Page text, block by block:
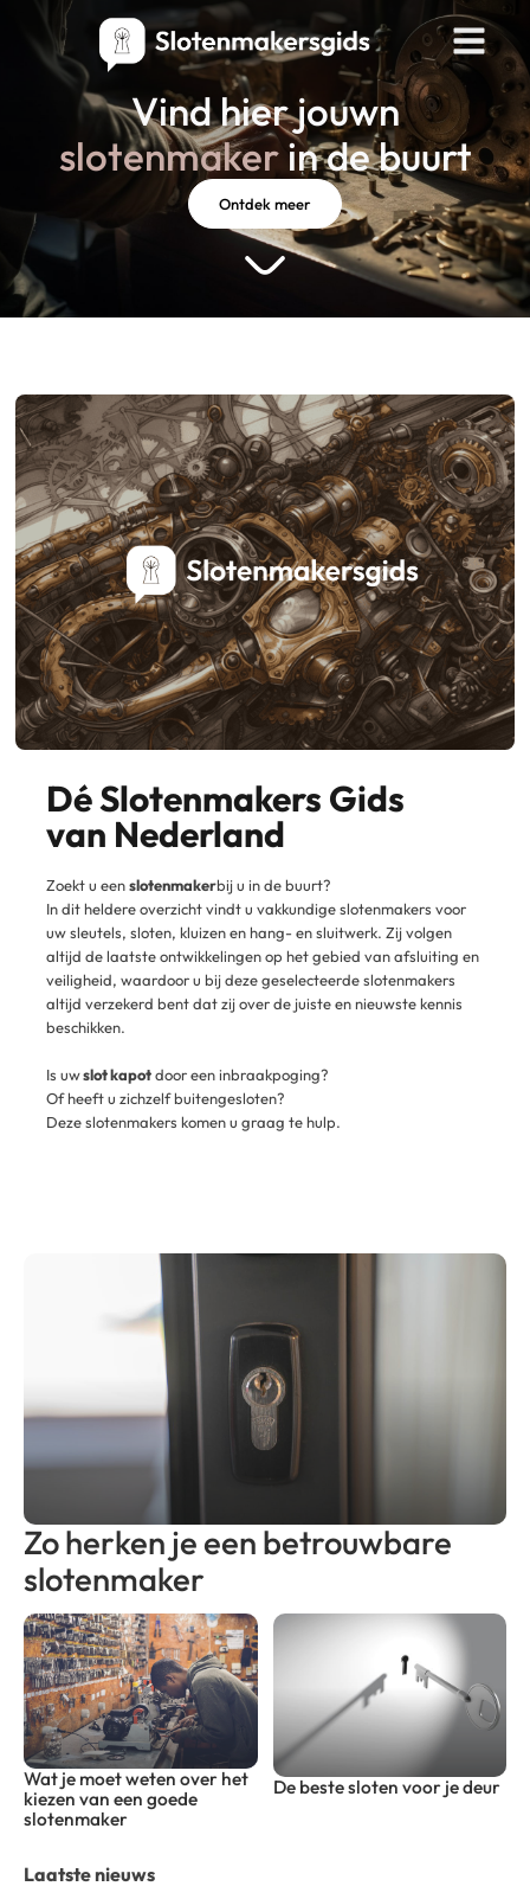
Vind hier jouwn
slotenmakerin de buurt
Ontdek meer
Dé Slotenmakers Gids
van Nederland
Zoekt u eenslotenmakerbij u in de buurt?
In dit heldere overzicht vindt u vakkundige slotenmakers voor
uw sleutels, sloten, kluizen en hang- en sluitwerk. Zij volgen
altijd de laatste ontwikkelingen op het gebied van afsluiting en
veiligheid, waardoor u bij deze geselecteerde slotenmakers
altijd verzekerd bent dat zij over de juiste en nieuwste kennis
beschikken.
Is uwslot kapotdoor een inbraakpoging?
Of heeft u zichzelf buitengesloten?
Deze slotenmakers komen u graag te hulp.
Zo herken je een betrouwbare
slotenmaker
Wat je moet weten over het
kiezen van een goede
slotenmaker
De beste sloten voor je deur
Laatste nieuws